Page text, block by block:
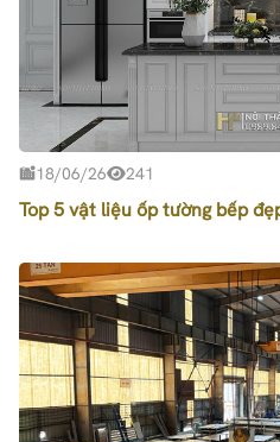
18/06/26 241
Top 5 vật liệu ốp tường bếp